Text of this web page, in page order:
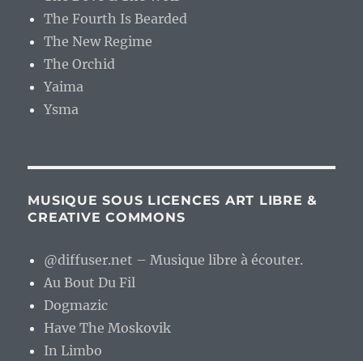
The Fourth Is Bearded
The New Regime
The Orchid
Yaima
Ysma
MUSIQUE SOUS LICENCES ART LIBRE &
CREATIVE COMMONS
@diffuser.net – Musique libre à écouter.
Au Bout Du Fil
Dogmazic
Have The Moskovik
In Limbo